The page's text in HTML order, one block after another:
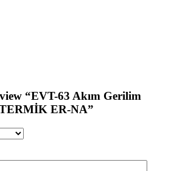
“EVT-63 Akım Gerilim
ER-NA”